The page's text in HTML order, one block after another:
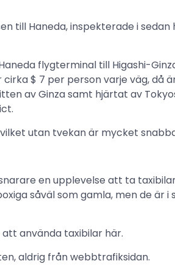
till Haneda, inspekterade i
flygterminal till Higashi-
$ 7 per person varje väg, då
av Ginza samt hjärtat av
utan tvekan är mycket
en upplevelse att ta
såväl som gamla, men de är i
använda taxibilar här.
aldrig från webbtrafiksidan.